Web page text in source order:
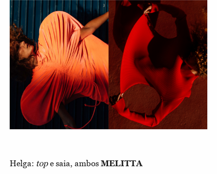
Helga: tope saia, ambos MELITTA